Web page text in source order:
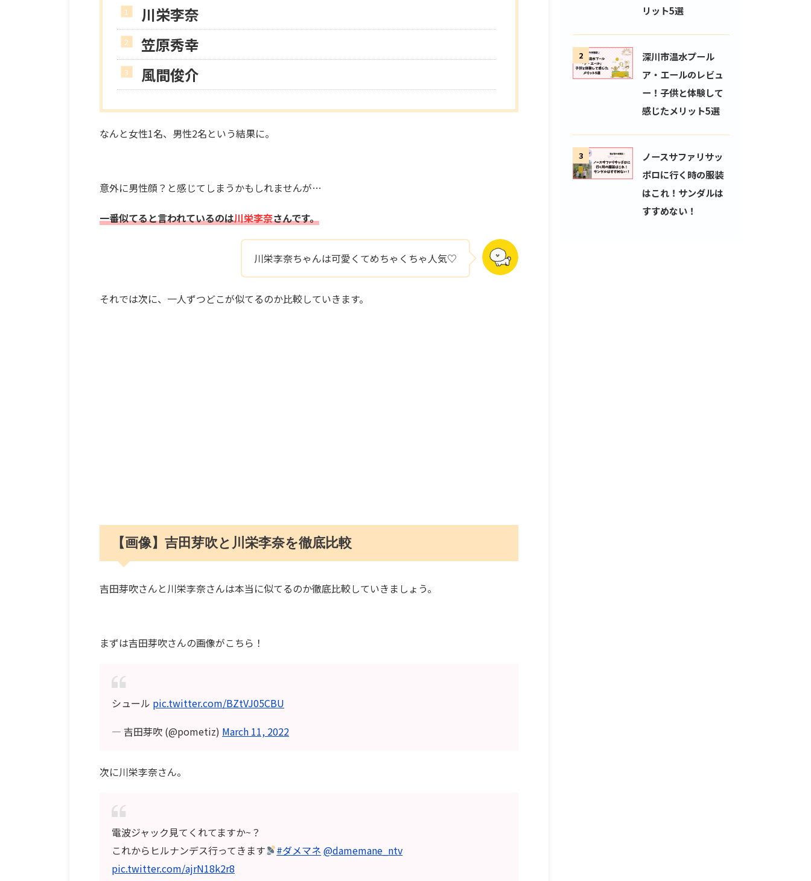
川栄李奈
笠原秀幸
風間俊介
なんと女性1名、男性2名という結果に。
意外に男性顔？と感じてしまうかもしれませんが…
一番似てると言われているのは川栄李奈さんです。
川栄李奈ちゃんは可愛くてめちゃくちゃ人気♡
それでは次に、一人ずつどこが似てるのか比較していきます。
【画像】吉田芽吹と川栄李奈を徹底比較
吉田芽吹さんと川栄李奈さんは本当に似てるのか徹底比較していきましょう。
まずは吉田芽吹さんの画像がこちら！
シュール pic.twitter.com/BZtVJ05CBU
— 吉田芽吹 (@pometiz) March 11, 2022
次に川栄李奈さん。
電波ジャック見てくれてますか~？
これからヒルナンデス行ってきます
#ダメマネ @damemane_ntv
pic.twitter.com/ajrN18k2r8
リット5選
2
深川市温水プール
ア・エールのレビュ
ー！子供と体験して
感じたメリット5選
3
ノースサファリサッ
ポロに行く時の服装
はこれ！サンダルは
すすめない！